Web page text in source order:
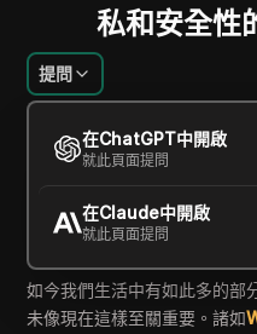
私和安全性
提問
在ChatGPT中開啟
就此頁面提問
在Claude中開啟
就此頁面提問
拉斐爾·阿爾梅達
2025年10月 15 分鐘
Copy Link
如今我們生活中有如此多的部
未像現在這樣至關重要。諸如